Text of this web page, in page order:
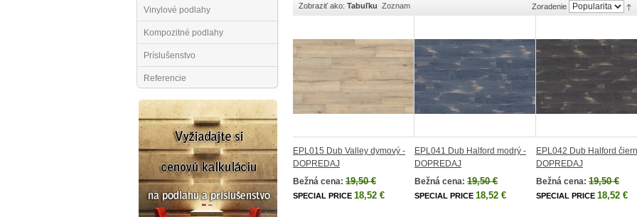
Vinylové podlahy
Kompozitné podlahy
Príslušenstvo
Referencie
Zobraziť ako: Tabuľku Zoznam Zoradenie
EPL015 Dub Valley dymový -
DOPREDAJ
Bežná cena: 19,50 €
SPECIAL PRICE 18,52 €
EPL041 Dub Halford modrý -
DOPREDAJ
Bežná cena: 19,50 €
SPECIAL PRICE 18,52 €
EPL042 Dub Halford
DOPREDAJ
Bežná cena: 19,50 €
SPECIAL PRICE 18,52 €